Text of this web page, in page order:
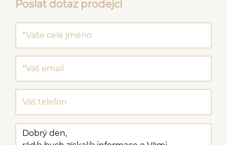
Poslat dotaz prodejci